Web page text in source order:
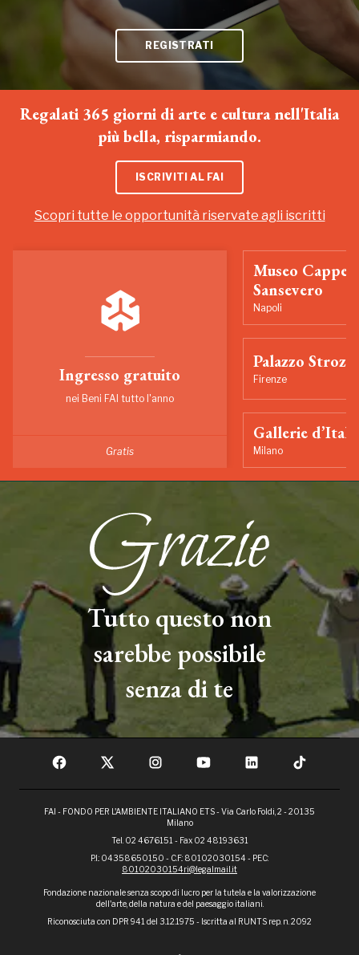
REGISTRATI
Regalati 365 giorni di arte e cultura nell'Italia
più bella, risparmiando.
ISCRIVITI AL FAI
Scopri tutte le opportunità riservate agli iscritti
Ingresso gratuito
nei Beni FAI tutto l'anno
Gratis
Museo
Sansevero
Napoli
Palazzo Strozzi
Firenze
Gallerie
Milano
Tutto questo non
sarebbe possibile
senza di te
FAI - FONDO PER L'AMBIENTE ITALIANO ETS - Via Carlo Foldi, 2 - 20135
Milano
Tel. 02 4676151 - Fax 02 48193631
P.I.: 04358650150 - C.F.: 80102030154 - PEC:
80102030154ri@legalmail.it
Fondazione nazionale senza scopo di lucro per la tutela e la valorizzazione
dell'arte, della natura e del paesaggio italiani.
Riconosciuta con DPR 941 del 3.12.1975 - Iscritta al RUNTS rep. n. 2092